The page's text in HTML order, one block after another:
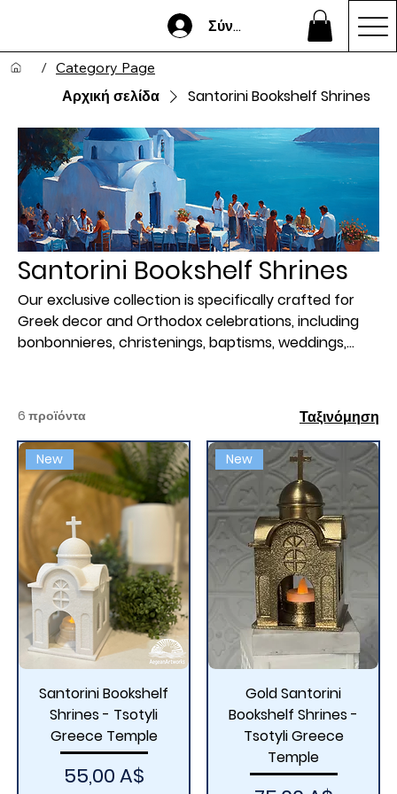
Σύνδεση
/ Category Page
Αρχική σελίδα Santorini Bookshelf Shrines
Santorini Bookshelf Shrines
Our exclusive collection is specifically crafted for
Greek decor and Orthodox celebrations, including
bonbonnieres, christenings, baptisms, weddings,
offer package deals, and you can also check our
other listings for smaller and larger sizes. Includes for
all Bookshelf size is a 3D-printed Santorini pavestone
Voronoi gift box.
6 προϊόντα Ταξινόμηση
New
Santorini Bookshelf
Shrines - Tsotyli
Greece Temple
Τιμή
55,00 A$
New
Gold Santorini
Bookshelf Shrines -
Tsotyli Greece
Temple